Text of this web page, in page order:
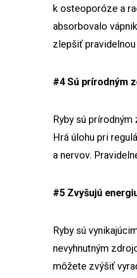
k osteoporóze a
absorbovalo
zlepšiť
#4 Sú prírodným
Ryby sú
Hrá úlohu pri
a nervov.
#5 Zvyšujú
Ryby sú
nevyhnutným
môžete zvýšiť